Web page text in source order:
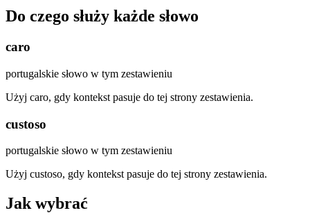
Do czego służy każde słowo
caro
portugalskie słowo w tym zestawieniu
Użyj caro, gdy kontekst pasuje do tej strony zestawienia.
custoso
portugalskie słowo w tym zestawieniu
Użyj custoso, gdy kontekst pasuje do tej strony zestawienia.
Jak wybrać